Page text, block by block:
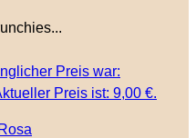
Preis war:
Preis ist: 9,00 €.